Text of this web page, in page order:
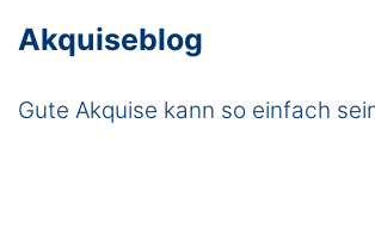
Akquiseblog
Gute Akquise kann so einfach